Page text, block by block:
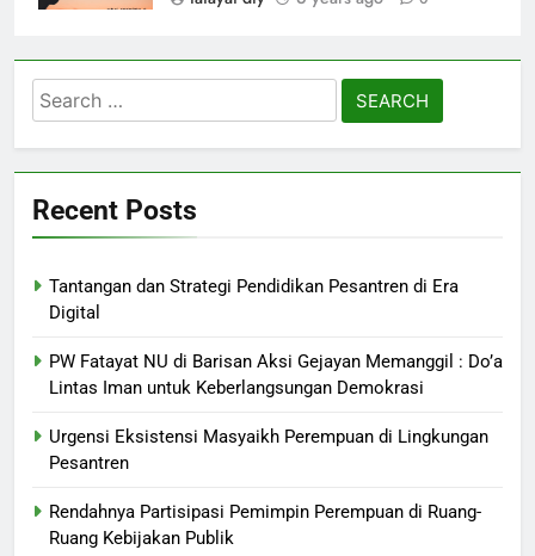
Search
for:
Recent Posts
Tantangan dan Strategi Pendidikan Pesantren di Era
Digital
PW Fatayat NU di Barisan Aksi Gejayan Memanggil : Do’a
Lintas Iman untuk Keberlangsungan Demokrasi
Urgensi Eksistensi Masyaikh Perempuan di Lingkungan
Pesantren
Rendahnya Partisipasi Pemimpin Perempuan di Ruang-
Ruang Kebijakan Publik